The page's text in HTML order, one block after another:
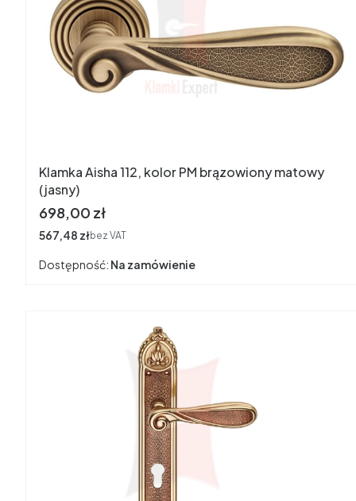
Klamka Aisha 112, kolor PM brązowiony matowy
(jasny)
Cena
698,00 zł
Cena
567,48 złbez VAT
Dostępność: Na zamówienie